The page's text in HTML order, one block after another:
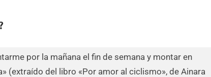
por la mañana el fin de semana y montar en
(extraído del libro «Por amor al ciclismo», de Ainara